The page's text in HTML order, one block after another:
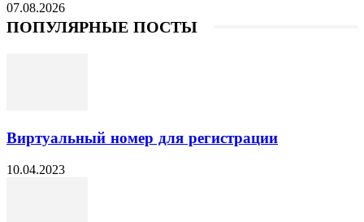
07.08.2026
ПОПУЛЯРНЫЕ ПОСТЫ
Виртуальный номер для регистрации
10.04.2023